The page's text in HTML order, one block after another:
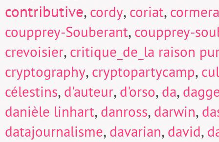
contributive, cordy, coriat,
coupprey-Souberant, coupprey-
crevoisier, critique_de_la raison
cryptography, cryptopartycamp,
célestins, d'auteur, d'orso, da,
danièle linhart, danross, darwin,
datajournalisme, davarian, david,